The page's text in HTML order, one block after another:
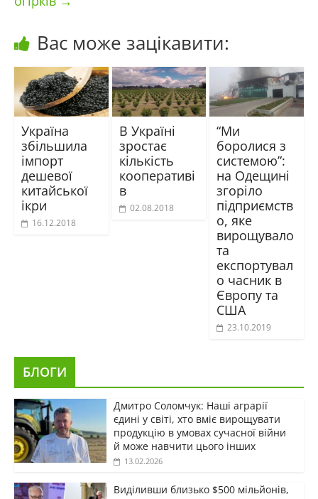
Вас може зацікавити:
Україна
збільшила
імпорт
дешевої
китайської
ікри
16.12.2018
В Україні
зростає
кількість
кооперативі
в
02.08.2018
“Ми
боролися з
системою”:
на Одещині
згоріло
підприємств
о, яке
вирощувало
та
експортувал
о часник в
Європу та
США
23.10.2019
БЛОГИ
Дмитро Соломчук: Наші аграрії
єдині у світі, хто вміє вирощувати
продукцію в умовах сучасної війни
й може навчити цього інших
13.02.2026
Виділивши близько $500 мільйонів,